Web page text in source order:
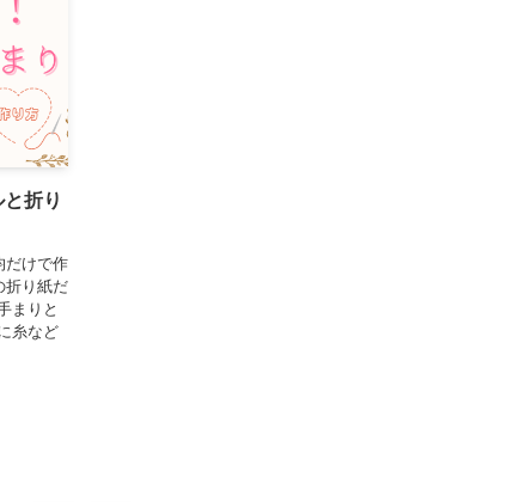
折り
だけで作
折り紙だ
まりと
糸など